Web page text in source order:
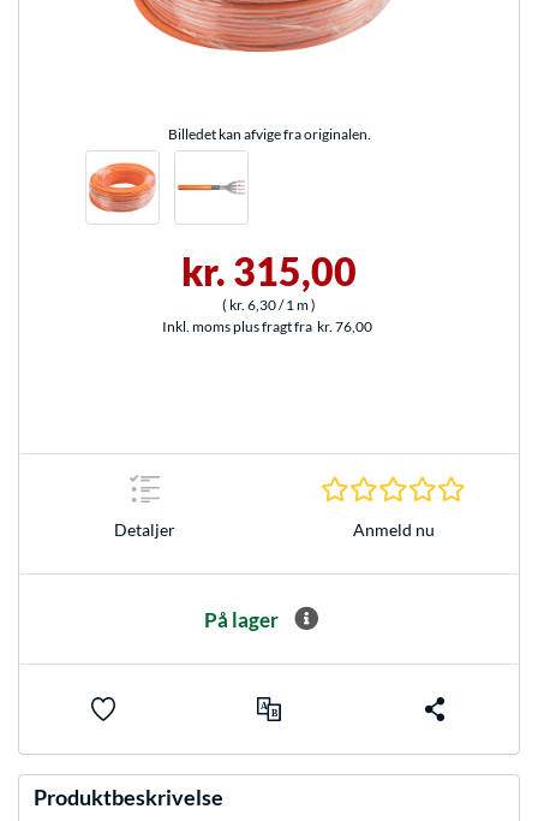
Billedet kan afvige fra originalen.
kr. 315,00
( kr. 6,30/ 1 m)
Inkl. moms plus fragt fra kr. 76,00
Detaljer Anmeld nu
På lager
Produktbeskrivelse